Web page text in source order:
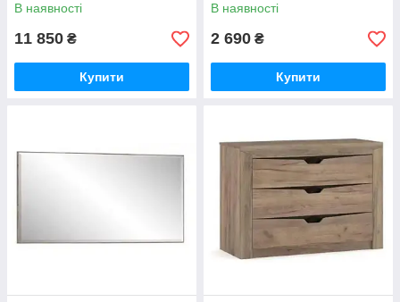
В наявності
11 850 ₴
Купити
В наявності
2 690 ₴
Купити